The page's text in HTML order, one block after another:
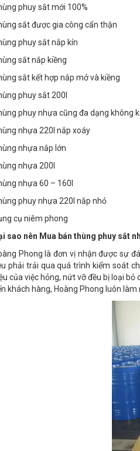
phuy sắt mới 100%
sắt được gia công cẩn thận
phuy sắt nắp kín
sắt nắp kiềng
sắt kết hợp nắp mở và kiềng
phuy sắt 200l
phuy nhựa cũng đa dạng không
nhựa 220l nắp xoáy
nhựa nắp lớn
nhựa 200l
nhựa 60 – 160l
phuy nhựa 220l nắp nhỏ
cụ niêm phong
sao nên Mua bán thùng phuy sắt
Phong là đơn vị nhận được sự
phải trải qua quá trình kiểm soát
của việc hỏng, nứt vỡ đều bị loại
khách hàng, Hoàng Phong luôn